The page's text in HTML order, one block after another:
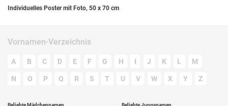
Individuelles Poster mit Foto, 50 x 70 cm
Vornamen-Verzeichnis
A B C D E F G H I J K L M
N O P Q R S T U V W X Y Z